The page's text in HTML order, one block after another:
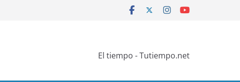
El tiempo - Tutiempo.net